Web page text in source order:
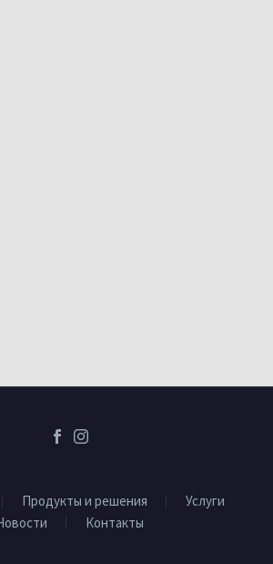
Продукты и решения
Услуги
Контакты